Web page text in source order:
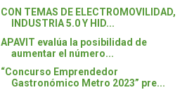
CON TEMAS DE ELECTROMOVILIDAD,
INDUSTRIA 5.0 Y HID...
APAVIT evalúa la posibilidad de
aumentar el número...
“Concurso Emprendedor
Gastronómico Metro 2023” pre...